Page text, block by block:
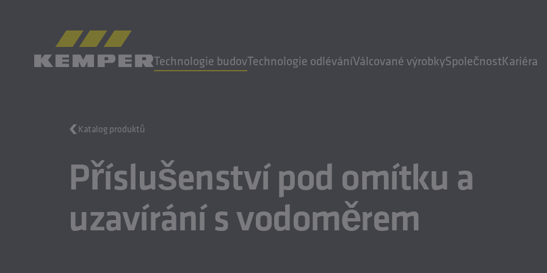
Technologie budovTechnologie odléváníVálcované výrobkySpolečnostKariéra
MENU
Technologie odlévání
Válcované výrobky
CS| CZ Přepínač jazyků
Katalog produktů
Příslušenství pod omítku a
uzavírání s vodoměrem